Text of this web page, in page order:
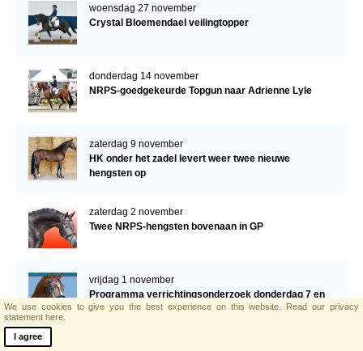
woensdag 27 november
Crystal Bloemendael veilingtopper
donderdag 14 november
NRPS-goedgekeurde Topgun naar Adrienne Lyle
zaterdag 9 november
HK onder het zadel levert weer twee nieuwe
hengsten op
zaterdag 2 november
Twee NRPS-hengsten bovenaan in GP
vrijdag 1 november
Programma verrichtingsonderzoek donderdag 7 en
vrijdag 8 november a.s.
We use cookies to give you the best experience on this website. Read our privacy
statement here.
I agree